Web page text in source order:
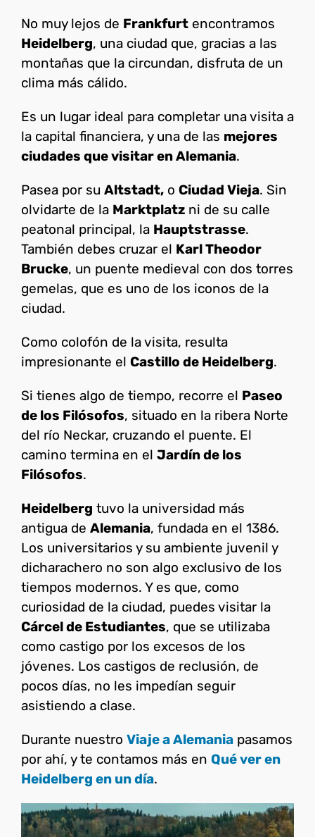
No muy lejos de Frankfurt encontramos
Heidelberg, una ciudad que, gracias a las
montañas que la circundan, disfruta de un
clima más cálido.
Es un lugar ideal para completar una visita a
la capital financiera, y una de las mejores
ciudades que visitar en Alemania.
Pasea por su Altstadt, o Ciudad Vieja. Sin
olvidarte de la Marktplatz ni de su calle
peatonal principal, la Hauptstrasse.
También debes cruzar el Karl Theodor
Brucke, un puente medieval con dos torres
gemelas, que es uno de los iconos de la
ciudad.
Como colofón de la visita, resulta
impresionante el Castillo de Heidelberg.
Si tienes algo de tiempo, recorre el Paseo
de los Filósofos, situado en la ribera Norte
del río Neckar, cruzando el puente. El
camino termina en el Jardín de los
Filósofos.
Heidelberg tuvo la universidad más
antigua de Alemania, fundada en el 1386.
Los universitarios y su ambiente juvenil y
dicharachero no son algo exclusivo de los
tiempos modernos. Y es que, como
curiosidad de la ciudad, puedes visitar la
Cárcel de Estudiantes, que se utilizaba
como castigo por los excesos de los
jóvenes. Los castigos de reclusión, de
pocos días, no les impedían seguir
asistiendo a clase.
Durante nuestro Viaje a Alemania pasamos
por ahí, y te contamos más en Qué ver en
Heidelberg en un día.